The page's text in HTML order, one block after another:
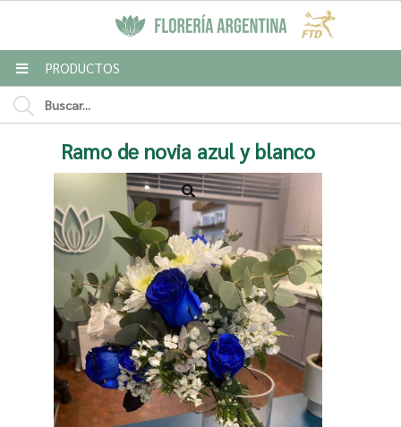
Enviar a email
Mensaje
MI COMPRA
PRODUCTOS
Ramo de novia azul y blanco